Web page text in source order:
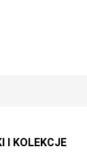
I KOLEKCJE